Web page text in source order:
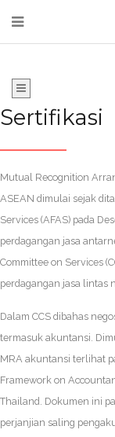
Sertifikasi
Mutual Recognition
ASEAN dimulai sejak
Services (AFAS) pada
perdagangan jasa
Committee on Services
perdagangan jasa lintas
Dalam CCS dibahas
termasuk akuntansi.
MRA akuntansi terlihat
Framework on
Thailand. Dokumen ini
perjanjian saling